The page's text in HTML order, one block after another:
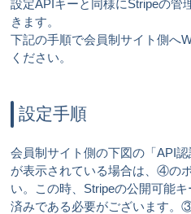
設定APIキーと同様にStripeの管
きます。
下記の手順で会員制サイト側へ
ください。
設定手順
会員制サイト側の下図の「API
が表示されている場合は、④の
い。この時、Stripeの公開可能
済みである必要がございます。